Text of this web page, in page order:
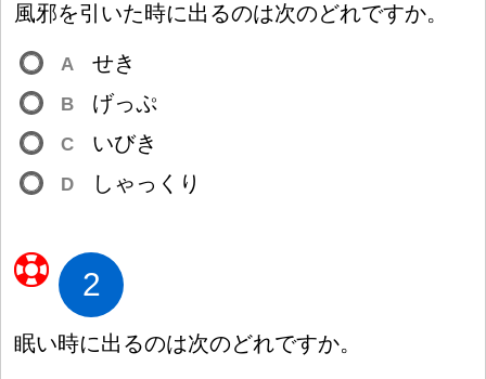
風邪を引 いた時に出 るのは次のどれですか。
A せき
B げっぷ
C いびき
D しゃっくり
2
眠い時に出 るのは次のどれですか。